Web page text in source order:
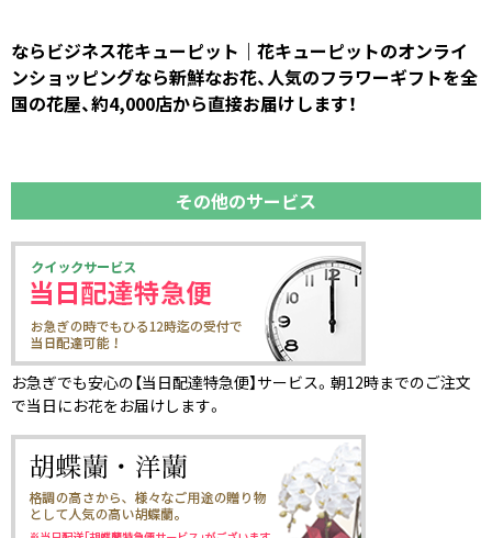
ならビジネス花キューピット｜花キューピットのオンライ
ンショッピングなら新鮮なお花、人気のフラワーギフトを全
国の花屋、約4,000店から直接お届けします！
その他のサービス
お急ぎでも安心の【当日配達特急便】サービス。朝12時までのご注文
で当日にお花をお届けします。